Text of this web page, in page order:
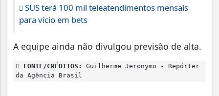
SUS terá 100 mil teleatendimentos mensais
para vício em bets
A equipe ainda não divulgou previsão de alta.
FONTE/CRÉDITOS:
Guilherme Jeronymo - Repórter
da Agência Brasil